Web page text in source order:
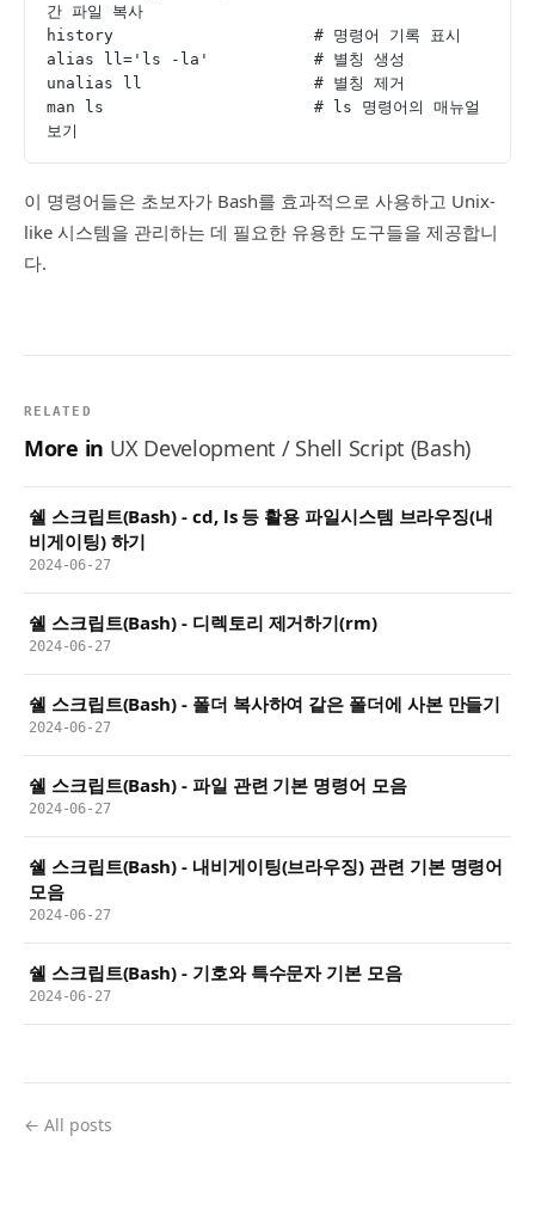
간 파일 복사
history                     # 명령어 기록 표시
alias ll='ls -la'           # 별칭 생성
unalias ll                  # 별칭 제거
man ls                      # ls 명령어의 매뉴얼
보기
이 명령어들은 초보자가 Bash를 효과적으로 사용하고 Unix-
like 시스템을 관리하는 데 필요한 유용한 도구들을 제공합니
다.
RELATED
More in UX Development / Shell Script (Bash)
쉘 스크립트(Bash) - cd, ls 등 활용 파일시스템 브라우징(내
비게이팅) 하기
2024-06-27
쉘 스크립트(Bash) - 디렉토리 제거하기(rm)
2024-06-27
쉘 스크립트(Bash) - 폴더 복사하여 같은 폴더에 사본 만들기
2024-06-27
쉘 스크립트(Bash) - 파일 관련 기본 명령어 모음
2024-06-27
쉘 스크립트(Bash) - 내비게이팅(브라우징) 관련 기본 명령어
모음
2024-06-27
쉘 스크립트(Bash) - 기호와 특수문자 기본 모음
2024-06-27
← All posts